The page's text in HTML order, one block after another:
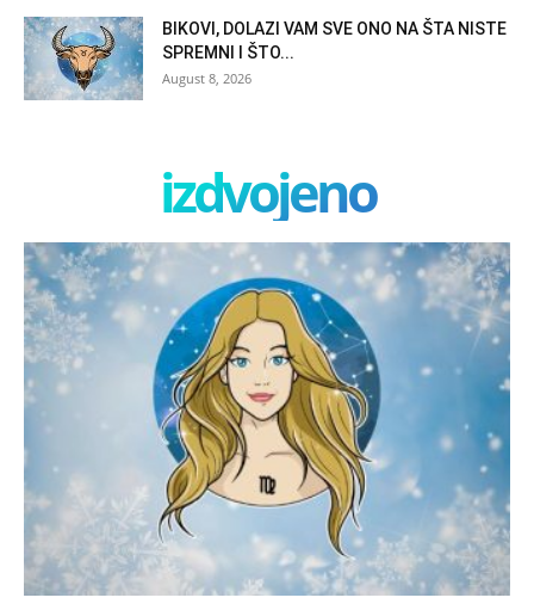
BIKOVI, DOLAZI VAM SVE ONO NA ŠTA NISTE
SPREMNI I ŠTO...
August 8, 2026
izdvojeno